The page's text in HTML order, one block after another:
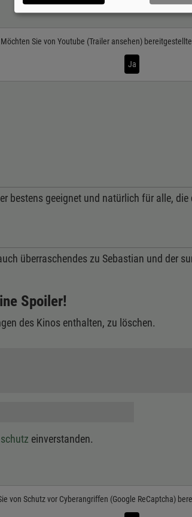
Möchten Sie von Youtube (Trailer ansehen)
Ja
bestens geeignet und natürlich für alle,
überraschendes zu Sebastian und der
Spoiler!
des Kinos enthalten, zu löschen.
einverstanden.
von Schutz vor Cyberangriffen (Google ReCaptcha)